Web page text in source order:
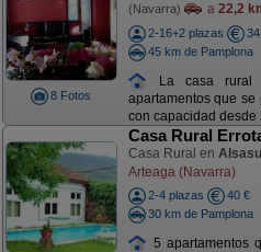
8 Fotos
(Navarra) a 22,2
2-16+2 plazas
45 km de Pamplona
La casa rural
apartamentos que
con capacidad desde
Casa Rural
Casa Rural en
Arteaga (Navarra)
2-4 plazas
40 €
30 km de Pamplona
5 apartamentos